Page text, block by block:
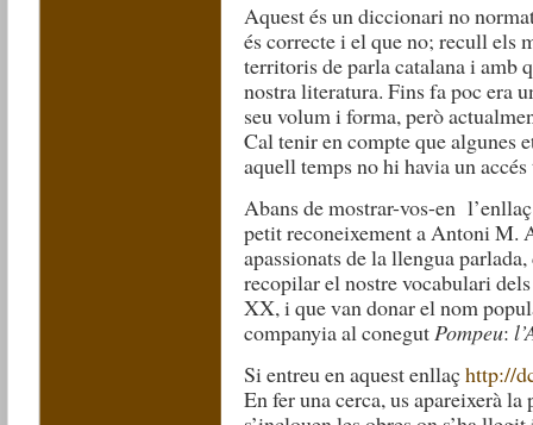
Aquest és un diccionari no
és correcte i el que no; recull els
territoris de parla catalana i amb
nostra literatura. Fins fa poc era
seu volum i forma, però
Cal tenir en compte que algunes
aquell temps no hi havia un
Abans de mostrar-vos-en
petit reconeixement a Antoni M.
apassionats de la llengua
recopilar el nostre vocabulari
XX, i que van donar el nom
companyia al conegutPompeu:
Si entreu en aquest enllaçhttp://
En fer una cerca, us apareixerà